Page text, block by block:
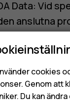
Data: Vid
anslutna
NPS Data: Vid
(försök igen
cookies
Genom att
Du kan